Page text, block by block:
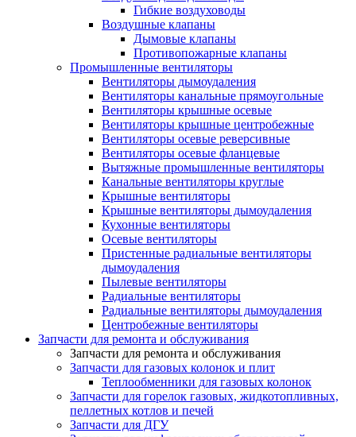
Гибкие воздуховоды
Воздушные клапаны
Дымовые клапаны
Противопожарные клапаны
Промышленные вентиляторы
Вентиляторы дымоудаления
Вентиляторы канальные прямоугольные
Вентиляторы крышные осевые
Вентиляторы крышные центробежные
Вентиляторы осевые реверсивные
Вентиляторы осевые фланцевые
Вытяжные промышленные вентиляторы
Канальные вентиляторы круглые
Крышные вентиляторы
Крышные вентиляторы дымоудаления
Кухонные вентиляторы
Осевые вентиляторы
Пристенные радиальные вентиляторы
дымоудаления
Пылевые вентиляторы
Радиальные вентиляторы
Радиальные вентиляторы дымоудаления
Центробежные вентиляторы
Запчасти для ремонта и обслуживания
Запчасти для ремонта и обслуживания
Запчасти для газовых колонок и плит
Теплообменники для газовых колонок
Запчасти для горелок газовых, жидкотопливных,
пеллетных котлов и печей
Запчасти для ДГУ